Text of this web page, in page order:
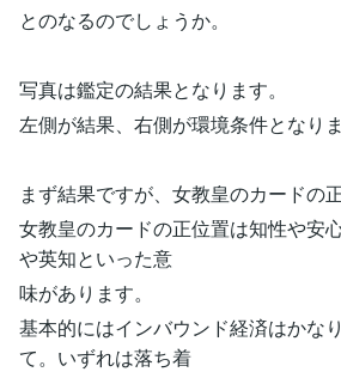
とのなるのでしょうか。
写真は鑑定の結果となります。
左側が結果、右側が環境条件となりま
まず結果ですが、女教皇のカードの
女教皇のカードの正位置は知性や安
や英知といった意
味があります。
基本的にはインバウンド経済はかな
て。いずれは落ち着